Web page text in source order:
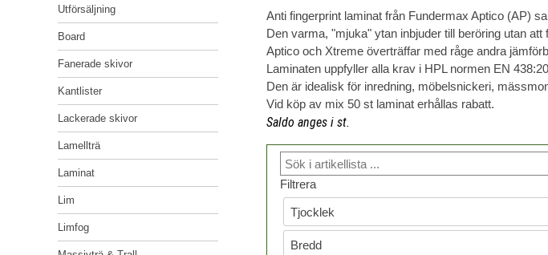
FANERADE SKIVOR
KANTLISTER
LACKERADE SKIVOR
LAMINAT
LIM
MASSIVTRÄ & TRALL
Mitt konto
Leverans
Betalning
FSC®
PEFC
EU Timber Regulation
Utförsäljning
Board
Fanerade skivor
Kantlister
Lackerade skivor
Lamellträ
Laminat
Lim
Limfog
Anti fingerprint laminat från Fundermax Aptico (AP)
Den varma, "mjuka" ytan inbjuder till beröring utan
Aptico och Xtreme överträffar med råge andra
Laminaten uppfyller alla krav i HPL normen EN
Den är idealisk för inredning, möbelsnickeri,
Vid köp av mix 50 st laminat erhållas rabatt.
Saldo anges i st.
Filtrera